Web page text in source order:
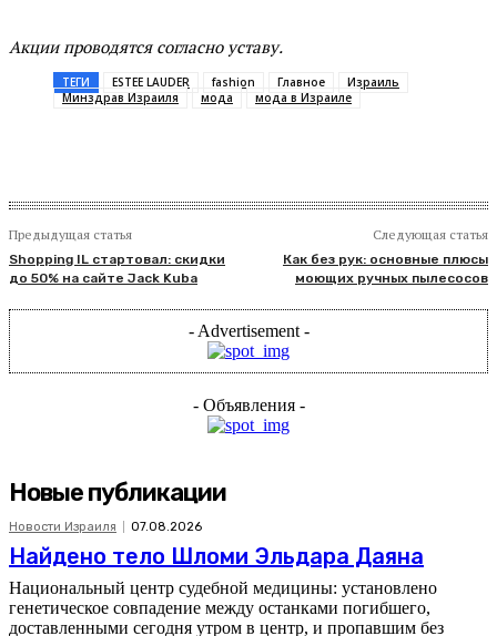
Акции проводятся согласно уставу.
ТЕГИ ESTEE LAUDER fashion Главное
Израиль
Минздрав Израиля
мода мода в Израиле
Предыдущая статья
Shopping IL стартовал: скидки
до 50% на сайте Jack Kuba
Следующая статья
Как без рук: основные плюсы
моющих ручных пылесосов
- Advertisement -
- Объявления -
Новые публикации
Новости Израиля 07.08.2026
Найдено тело Шломи Эльдара Даяна
Национальный центр судебной медицины: установлено
генетическое совпадение между останками погибшего,
доставленными сегодня утром в центр, и пропавшим без